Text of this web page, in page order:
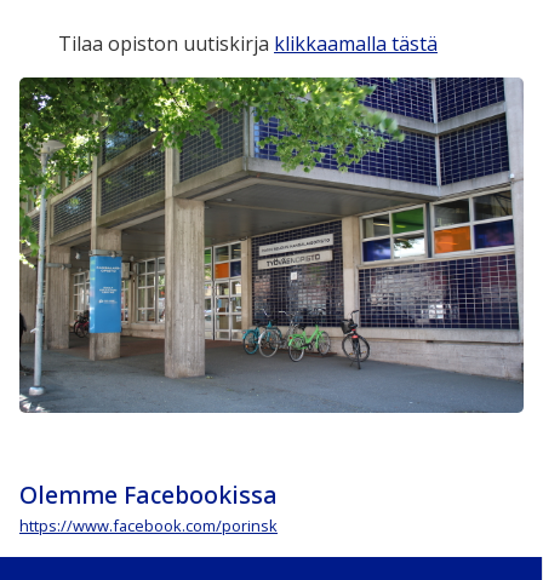
Tilaa opiston uutiskirja klikkaamalla tästä
Olemme Facebookissa
https://www.facebook.com/porinsk